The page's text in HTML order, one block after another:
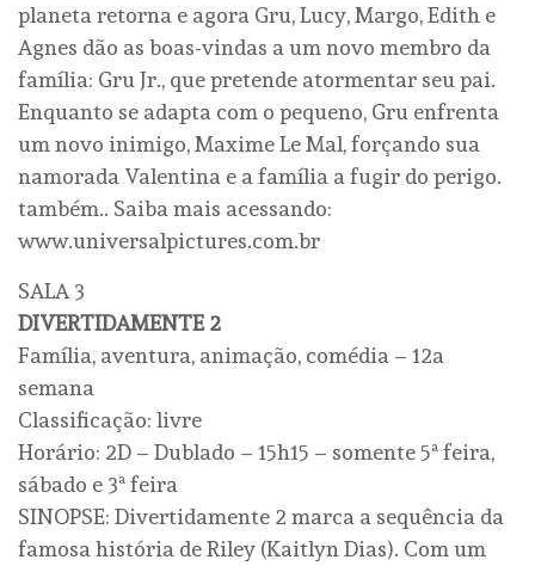
planeta retorna e agora Gru, Lucy, Margo, Edith e
Agnes dão as boas-vindas a um novo membro da
família: Gru Jr., que pretende atormentar seu pai.
Enquanto se adapta com o pequeno, Gru enfrenta
um novo inimigo, Maxime Le Mal, forçando sua
namorada Valentina e a família a fugir do perigo.
também.. Saiba mais acessando:
www.universalpictures.com.br
SALA 3
DIVERTIDAMENTE 2
Família, aventura, animação, comédia – 12a
semana
Classificação: livre
Horário: 2D – Dublado – 15h15 – somente 5ª feira,
sábado e 3ª feira
SINOPSE: Divertidamente 2 marca a sequência da
famosa história de Riley (Kaitlyn Dias). Com um